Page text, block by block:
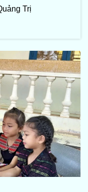
Trị